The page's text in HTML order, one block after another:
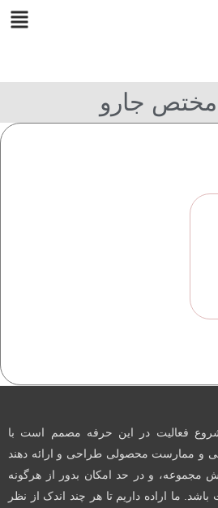
مختص جارو
فعالیت در این حرفه مصمم است با
و ممارست محصولی طراحی و ارائه دهند
مجموعه، و در حد امکان بدور از هرگونه
ما اراده داریم تا هر چند اندک از نظر